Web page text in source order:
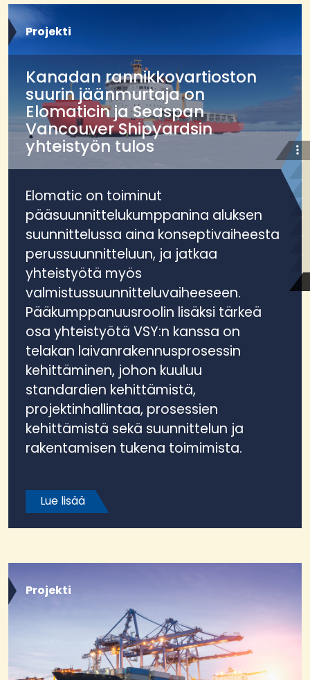
Projekti
Kanadan rannikkovartioston
suurin jäänmurtaja on
Elomaticin ja Seaspan
Vancouver Shipyardsin
yhteistyön tulos
Elomatic on toiminut
pääsuunnittelukumppanina aluksen
suunnittelussa aina konseptivaiheesta
perussuunnitteluun, ja jatkaa
yhteistyötä myös
valmistussuunnitteluvaiheeseen.
Pääkumppanuusroolin lisäksi tärkeä
osa yhteistyötä VSY:n kanssa on
telakan laivanrakennusprosessin
kehittäminen, johon kuuluu
standardien kehittämistä,
projektinhallintaa, prosessien
kehittämistä sekä suunnittelun ja
rakentamisen tukena toimimista.
Lue lisää
Projekti